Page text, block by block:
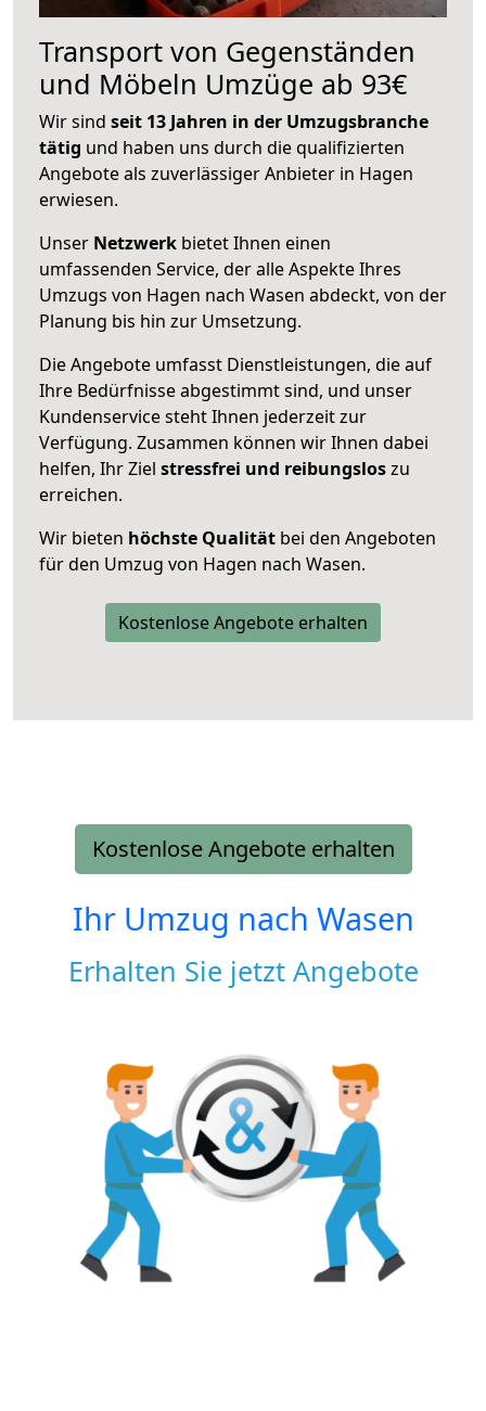
Transport von Gegenständen
und Möbeln Umzüge ab 93€
Wir sind seit 13 Jahren in der Umzugsbranche
tätig und haben uns durch die qualifizierten
Angebote als zuverlässiger Anbieter in Hagen
erwiesen.
Unser Netzwerk bietet Ihnen einen
umfassenden Service, der alle Aspekte Ihres
Umzugs von Hagen nach Wasen abdeckt, von der
Planung bis hin zur Umsetzung.
Die Angebote umfasst Dienstleistungen, die auf
Ihre Bedürfnisse abgestimmt sind, und unser
Kundenservice steht Ihnen jederzeit zur
Verfügung. Zusammen können wir Ihnen dabei
helfen, Ihr Ziel stressfrei und reibungsloszu
erreichen.
Wir bieten höchste Qualität bei den Angeboten
für den Umzug von Hagen nach Wasen.
Kostenlose Angebote erhalten
Kostenlose Angebote erhalten
Ihr Umzug nach Wasen
Erhalten Sie jetzt Angebote